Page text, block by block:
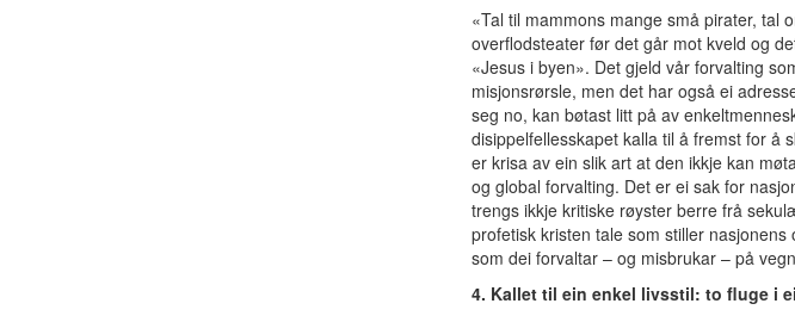
«Tal til mammons mange små pirater, tal
overflodsteater før det går mot kveld og
«Jesus i byen». Det gjeld vår forvalting
misjonsrørsle, men det har også ei
seg no, kan bøtast litt på av
disippelfellesskapet kalla til å fremst for å
er krisa av ein slik art at den ikkje kan
og global forvalting. Det er ei sak for
trengs ikkje kritiske røyster berre frå
profetisk kristen tale som stiller
som dei forvaltar – og misbrukar – på
4. Kallet til ein enkel livsstil: to fluge i